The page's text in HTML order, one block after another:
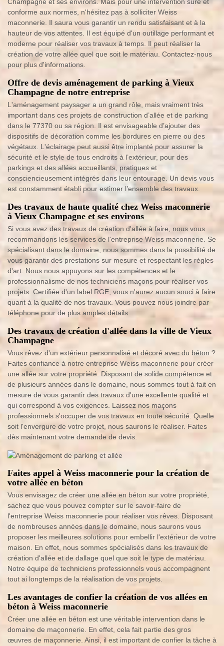
conforme aux normes, n'hésitez pas à solliciter Weiss
maconnerie. Il saura vous garantir un rendu satisfaisant et à la
hauteur de vos attentes. Il est équipé d'un outillage performant et
moderne pour réaliser vos travaux à temps. Il peut réaliser la
création de votre allée quel que soit le matériau. Contactez-nous
pour plus d'informations.
Offre de devis aménagement de parking à Vieux
Champagne de notre entreprise
L'aménagement paysager a un grand rôle, mais vraiment très
important dans ces projets de construction d’allée et de parking
dans le 77370 ou sa région. Il est envisageable d’ajouter des
dispositifs de décoration comme les bordures en pierre ou des
végétaux. L'éclairage peut aussi être implanté pour assurer la
sécurité et le style de tous endroits à l’extérieur, pour des
parkings et des allées accueillants, pratiques et
consciencieusement intégrés dans leur entourage. Un devis vous
est constamment établi pour estimer l’ensemble des travaux.
Des travaux de haute qualité chez Weiss maconnerie
à Vieux Champagne et ses environs
Si vous avez des travaux de création d'allée à faire, nous vous
recommandons les services de l'entreprise Weiss maconnerie. Se
spécialisant dans le domaine, nous sommes dans la possibilité de
vous garantir des prestations sur mesure et respectant les règles
d'art. Nous nous appuyons sur les compétences et le
professionnalisme de nos techniciens maçons pour réaliser vos
projets. Certifiée d'un label RGE, vous n'aurez aucun souci à faire
quant à la qualité de nos travaux. Vous pouvez nous joindre par
téléphone pour de plus amples détails.
Des travaux de création d'allée dans la ville de Vieux
Champagne
Vous rêvez d'un extérieur personnalisé et décoré avec du béton ?
Faites confiance à notre entreprise Weiss maconnerie pour créer
une allée sur votre propriété. Disposant de solide compétence et
de plusieurs années dans le domaine, nous sommes tout à fait en
mesure de vous garantir des travaux d'une excellente qualité et
qui correspond à vos exigences. Laissez nos maçons
professionnels s'occuper de vos travaux en toute sécurité. Quelle
soit l'envergure de votre projet, nous saurons le réaliser. Faites
dès maintenant votre demande de devis.
Faites appel à Weiss maconnerie pour la création de
votre allée en béton
Vous envisagez de créer une allée en béton sur votre propriété,
sachez que vous pouvez compter sur le savoir-faire de
l'entreprise Weiss maconnerie pour réaliser vos rêves. Disposant
de nombreuses années dans le domaine, nous saurons vous
proposer les meilleures solutions pour embellir l'extérieur de votre
maison. En effet, nous sommes spécialisés dans les travaux de
création d'allée et de dallage quel que soit le type de matériau.
Notre équipe de techniciens professionnels vous accompagnent
tout ai longtemps de la réalisation de vos projets.
Les avantages de confier la création de vos allées en
béton à Weiss maconnerie
Créer une allée en béton est une véritable intervention dans le
domaine de maçonnerie. En effet, cela fait partie des gros
œuvres de maçonnerie. Ainsi, il est important de confier la tâche à